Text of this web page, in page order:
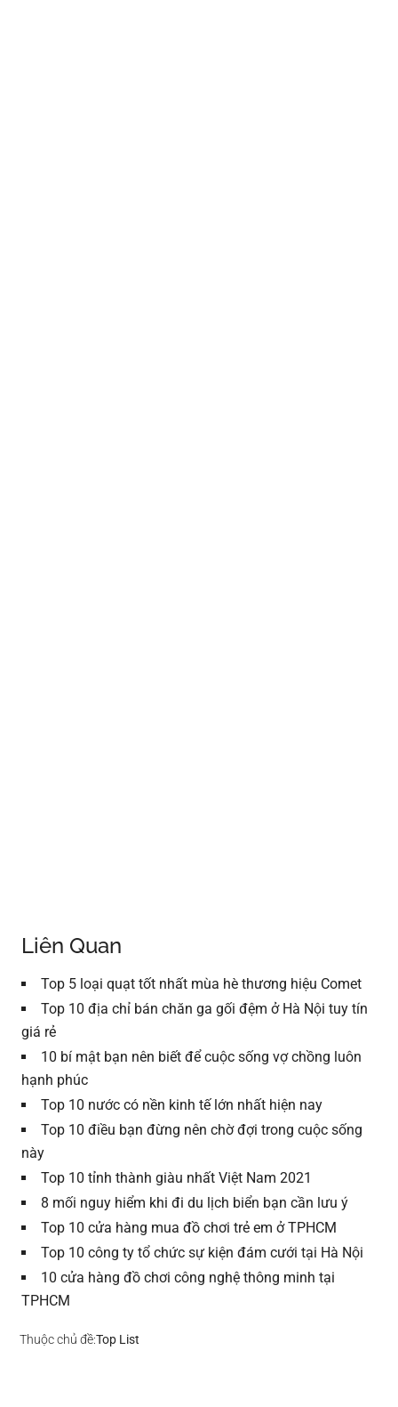
Liên Quan
Top 5 loại quạt tốt nhất mùa hè thương hiệu Comet
Top 10 địa chỉ bán chăn ga gối đệm ở Hà Nội tuy tín
giá rẻ
10 bí mật bạn nên biết để cuộc sống vợ chồng luôn
hạnh phúc
Top 10 nước có nền kinh tế lớn nhất hiện nay
Top 10 điều bạn đừng nên chờ đợi trong cuộc sống
này
Top 10 tỉnh thành giàu nhất Việt Nam 2021
8 mối nguy hiểm khi đi du lịch biển bạn cần lưu ý
Top 10 cửa hàng mua đồ chơi trẻ em ở TPHCM
Top 10 công ty tổ chức sự kiện đám cưới tại Hà Nội
10 cửa hàng đồ chơi công nghệ thông minh tại
TPHCM
Thuộc chủ đề:Top List